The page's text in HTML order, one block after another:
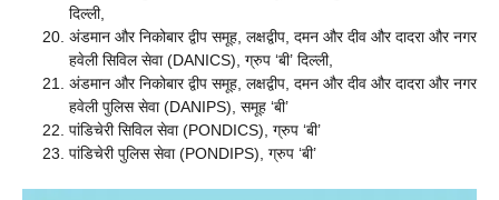
दिल्ली,
अंडमान और निकोबार द्वीप समूह, लक्षद्वीप, दमन और दीव और दादरा और नगर
हवेली सिविल सेवा (DANICS), ग्रुप ‘बी’ दिल्ली,
अंडमान और निकोबार द्वीप समूह, लक्षद्वीप, दमन और दीव और दादरा और नगर
हवेली पुलिस सेवा (DANIPS), समूह ‘बी’
पांडिचेरी सिविल सेवा (PONDICS), ग्रुप ‘बी’
पांडिचेरी पुलिस सेवा (PONDIPS), ग्रुप ‘बी’